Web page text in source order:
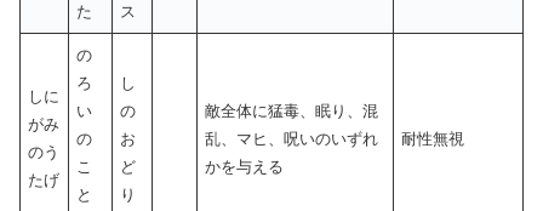
た
ス
しに
がみ
のう
たげ
の
ろ
い
の
こ
と
し
の
お
ど
り
敵全体に猛毒、眠り、混
乱、マヒ、呪いのいずれ
かを与える
耐性無視